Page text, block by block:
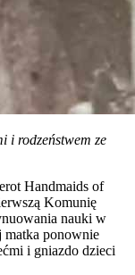
i rodzeństwem ze
Handmaids of
Komunię
nauki w
matka ponownie
i gniazdo dzieci